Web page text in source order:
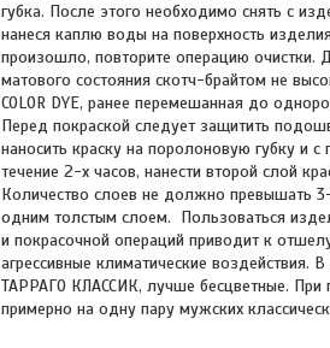
губка. После этого необходимо снять с
нанеся каплю воды на поверхность
произошло, повторите операцию очистки.
матового состояния скотч-брайтом не
COLOR DYE, ранее перемешанная до
Перед покраской следует защитить
наносить краску на поролоновую губку и
течение 2-х часов, нанести второй слой
Количество слоев не должно превышать
одним толстым слоем. Пользоваться
и покрасочной операций приводит к
агрессивные климатические
ТАРРАГО КЛАССИК, лучше бесцветные. При
примерно на одну пару мужских